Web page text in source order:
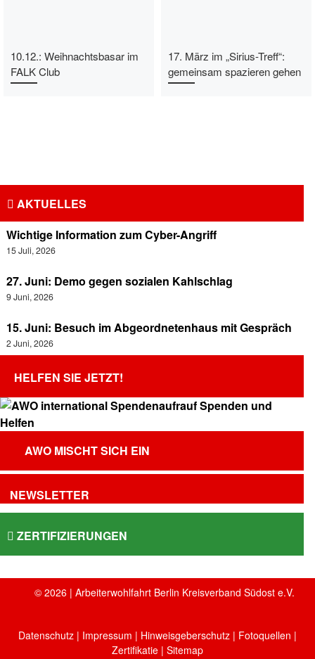
10.12.: Weihnachtsbasar im
FALK Club
17. März im „Sirius-Treff“:
gemeinsam spazieren gehen
AKTUELLES
Wichtige Information zum Cyber-Angriff
15 Juli, 2026
27. Juni: Demo gegen sozialen Kahlschlag
9 Juni, 2026
15. Juni: Besuch im Abgeordnetenhaus mit Gespräch
2 Juni, 2026
HELFEN SIE JETZT!
AWO MISCHT SICH EIN
NEWSLETTER
ZERTIFIZIERUNGEN
© 2026 | Arbeiterwohlfahrt Berlin Kreisverband Südost e.V.
Datenschutz | Impressum | Hinweisgeberschutz | Fotoquellen |
Zertifikatie | Sitemap